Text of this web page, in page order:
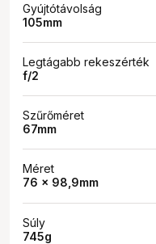
Gyújtótávolság
105mm
Legtágabb rekeszérték
f/2
Szűrőméret
67mm
Méret
76 x 98,9mm
Súly
745g